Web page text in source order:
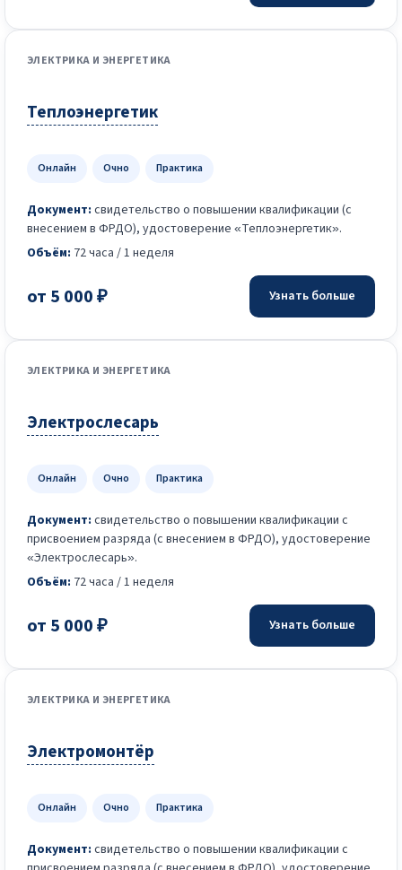
ЭЛЕКТРИКА И ЭНЕРГЕТИКА
Теплоэнергетик
Онлайн Очно Практика
Документ: свидетельство о повышении квалификации (с
внесением в ФРДО), удостоверение «Теплоэнергетик».
Объём: 72 часа / 1 неделя
от 5 000 ₽ Узнать больше
ЭЛЕКТРИКА И ЭНЕРГЕТИКА
Электрослесарь
Онлайн Очно Практика
Документ: свидетельство о повышении квалификации с
присвоением разряда (с внесением в ФРДО), удостоверение
«Электрослесарь».
Объём: 72 часа / 1 неделя
от 5 000 ₽ Узнать больше
ЭЛЕКТРИКА И ЭНЕРГЕТИКА
Электромонтёр
Онлайн Очно Практика
Документ: свидетельство о повышении квалификации с